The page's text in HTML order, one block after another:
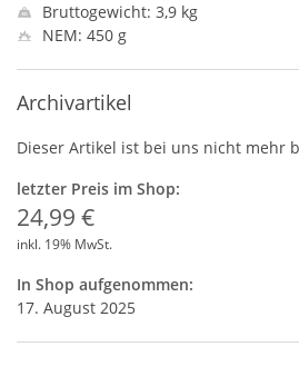
Bruttogewicht: 3,9 kg
NEM: 450 g
Archivartikel
Dieser Artikel ist bei uns nicht mehr
letzter Preis im Shop:
24,99 €
inkl. 19% MwSt.
In Shop aufgenommen:
17. August 2025